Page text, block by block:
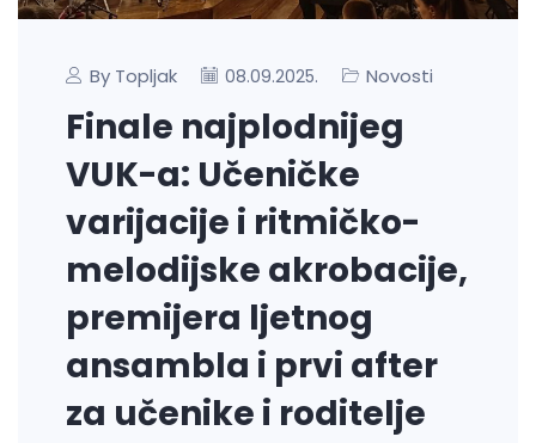
By Topljak 08.09.2025. Novosti
Finale najplodnijeg
VUK-a: Učeničke
varijacije i ritmičko-
melodijske akrobacije,
premijera ljetnog
ansambla i prvi after
za učenike i roditelje